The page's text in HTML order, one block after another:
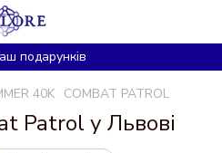
подарунків
40K COMBAT PATROL
Patrol у Львові